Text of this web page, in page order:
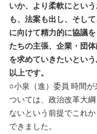
いか、より柔軟にとい
も、法案も出し、そし
に向けて精力的に協議
たちの主張、企業・団
を求めていきたいという
以上です。
○小泉（進）委員 時間
ついては、政治改革大
ないという前提でこれ
できました。